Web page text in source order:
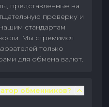
представленные на
проверку и
стандартам
Мы стремимся
только
для обмена валют.
обменников?